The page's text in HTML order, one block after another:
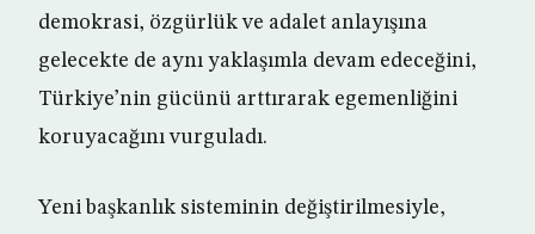
demokrasi, özgürlük ve adalet anlayışına
gelecekte de aynı yaklaşımla devam edeceğini,
Türkiye’nin gücünü arttırarak egemenliğini
koruyacağını vurguladı.
Yeni başkanlık sisteminin değiştirilmesiyle,